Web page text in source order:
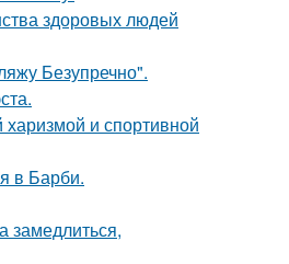
здоровых людей
Безупречно".
и спортивной
в Барби.
замедлиться,